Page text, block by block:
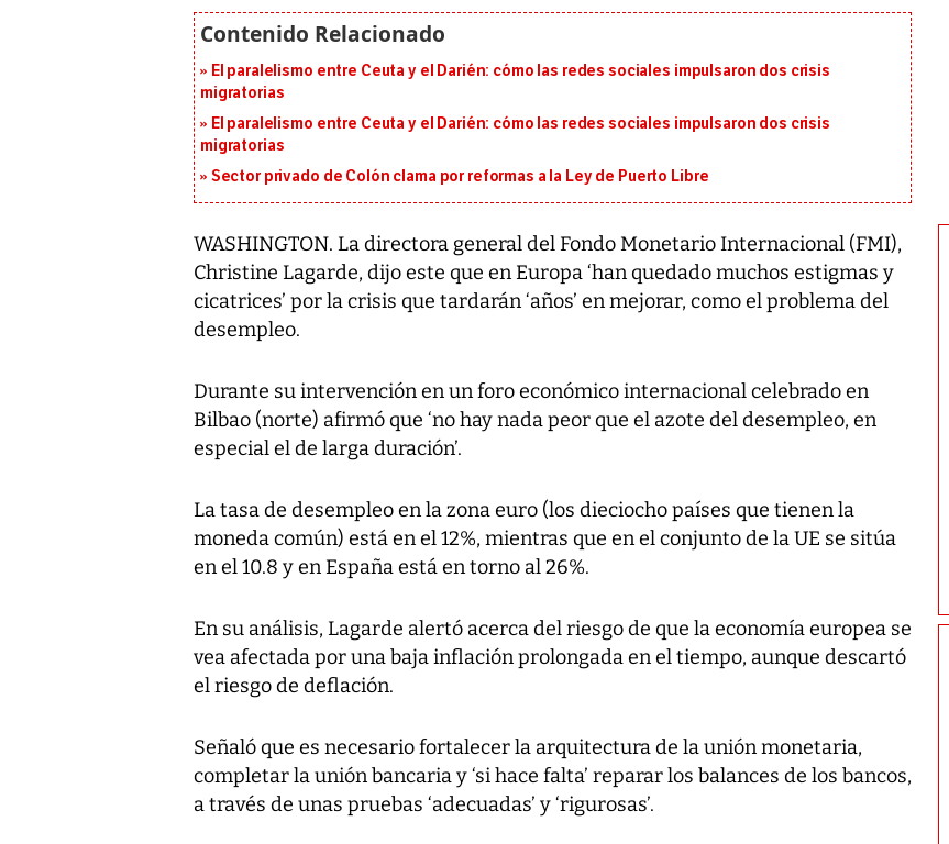
El paralelismo entre Ceuta y el Darién: cómo las redes sociales impulsaron dos crisis
migratorias
El paralelismo entre Ceuta y el Darién: cómo las redes sociales impulsaron dos crisis
migratorias
Sector privado de Colón clama por reformas a la Ley de Puerto Libre
WASHINGTON. La directora general del Fondo Monetario Internacional (FMI),
Christine Lagarde, dijo este que en Europa ‘han quedado muchos estigmas y
cicatrices’ por la crisis que tardarán ‘años’ en mejorar, como el problema del
desempleo.
Durante su intervención en un foro económico internacional celebrado en
Bilbao (norte) afirmó que ‘no hay nada peor que el azote del desempleo, en
especial el de larga duración’.
La tasa de desempleo en la zona euro (los dieciocho países que tienen la
moneda común) está en el 12%, mientras que en el conjunto de la UE se sitúa
en el 10.8 y en España está en torno al 26%.
En su análisis, Lagarde alertó acerca del riesgo de que la economía europea se
vea afectada por una baja inflación prolongada en el tiempo, aunque descartó
el riesgo de deflación.
Señaló que es necesario fortalecer la arquitectura de la unión monetaria,
completar la unión bancaria y ‘si hace falta’ reparar los balances de los bancos,
a través de unas pruebas ‘adecuadas’ y ‘rigurosas’.
al sur de Japón, provocando una